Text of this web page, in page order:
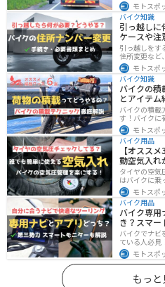
実は、すり抜
す。記事を参
に努めましょう
モトスポ
バイク知識
引っ越しに
ケースや注
引っ越しをす
住所変更など
イク乗りの場
イクに関する
要な手続きや
いでしょうか
を変えないと
に乗る場合、
っ越したけど
ない・・・今
モトスポ
バイク知識
バイクの積
とアイテム
バイクの積載
す！バイクに
いう疑問はこ
ンプツーリン
します！オス
クの積載に
モトスポ
バイク用品
【オスス
動空気入れ
タイヤの空気
はバイクに乗
がると走行性
常に自分で管
えるオススメ
さい。
モトスポ
バイク用品
バイク専用
き？スマー
バイクでナビ
ている人必見
メリット、デ
説します。自
グライフを送
モトスポ
もっと